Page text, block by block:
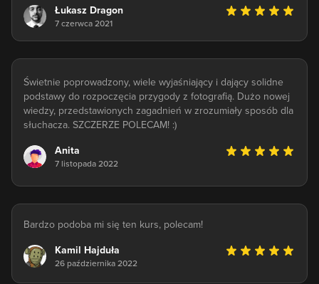
Łukasz Dragon
7 czerwca 2021
Świetnie poprowadzony, wiele wyjaśniający i dający solidne
podstawy do rozpoczęcia przygody z fotografią. Dużo nowej
wiedzy, przedstawionych zagadnień w zrozumiały sposób dla
słuchacza. SZCZERZE POLECAM! :)
Anita
7 listopada 2022
Bardzo podoba mi się ten kurs, polecam!
Kamil Hajduła
26 października 2022